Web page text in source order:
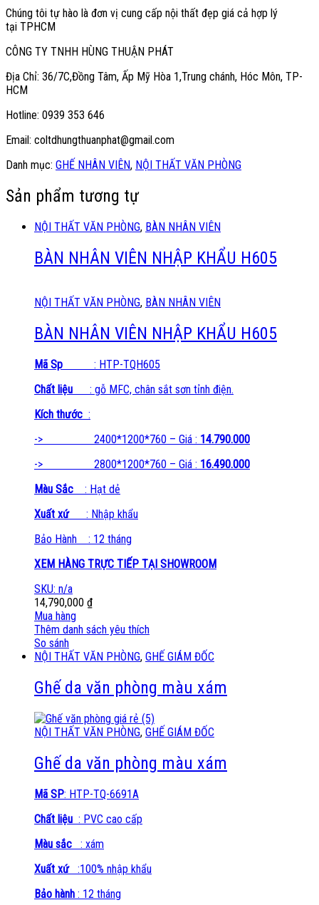
Chúng tôi tự hào là đơn vị cung cấp nội thất đẹp giá cả hợp lý
tại TPHCM
CÔNG TY TNHH HÙNG THUẬN PHÁT
Địa Chỉ: 36/7C,Đồng Tâm, Ấp Mỹ Hòa 1,Trung chánh, Hóc Môn, TP-
HCM
Hotline: 0939 353 646
Email: coltdhungthuanphat@gmail.com
Danh mục: GHẾ NHÂN VIÊN, NỘI THẤT VĂN PHÒNG
Sản phẩm tương tự
NỘI THẤT VĂN PHÒNG, BÀN NHÂN VIÊN
BÀN NHÂN VIÊN NHẬP KHẨU H605
NỘI THẤT VĂN PHÒNG, BÀN NHÂN VIÊN
BÀN NHÂN VIÊN NHẬP KHẨU H605
Mã Sp : HTP-TQH605
Chất liệu
: gỗ MFC, chân sắt sơn tỉnh điện.
Kích thước :
-> 2400*1200*760 – Giá : 14.790.000
-> 2800*1200*760 – Giá : 16.490.000
Màu Sắc : Hạt dẻ
Xuất xứ: Nhập khẩu
Bảo Hành : 12 tháng
XEM HÀNG TRỰC TIẾP TẠI SHOWROOM
SKU: n/a
14,790,000 ₫
Mua hàng
Thêm danh sách yêu thích
So sánh
NỘI THẤT VĂN PHÒNG, GHẾ GIÁM ĐỐC
Ghế da văn phòng màu xám
NỘI THẤT VĂN PHÒNG, GHẾ GIÁM ĐỐC
Ghế da văn phòng màu xám
Mã SP: HTP-TQ-6691A
Chất liệu : PVC cao cấp
Màu sắc
: xám
Xuất xứ :100% nhập khẩu
Bảo hành : 12 tháng